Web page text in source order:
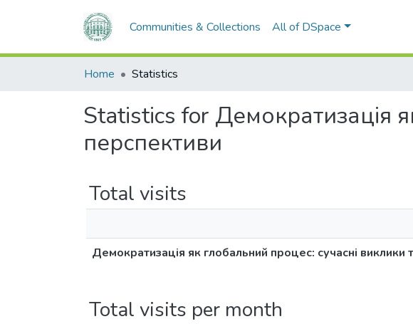
Communities & Collections All of DSpace
Home Statistics
Statistics for Демократизація
перспективи
Total visits
Демократизація як глобальний процес: сучасні виклики
Total visits per month